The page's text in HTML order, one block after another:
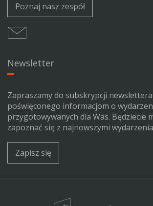
Poznaj nasz zespół
Newsletter
Zapraszamy do subskrypcji
poświęconego informacjom o
przygotowywanych dla Was. Będziecie
zapoznać się z najnowszymi
Zapisz się